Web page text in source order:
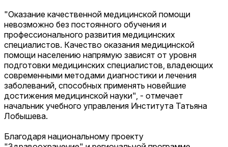
"Оказание качественной медицинской помощи
невозможно без постоянного обучения и
профессионального развития медицинских
специалистов. Качество оказания медицинской
помощи населению напрямую зависят от уровня
подготовки медицинских специалистов, владеющих
современными методами диагностики и лечения
заболеваний, способных применять новейшие
достижения медицинской науки", - отмечает
начальник учебного управления Института Татьяна
Лобышева.
Благодаря национальному проекту